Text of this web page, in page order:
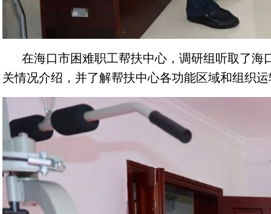
在海口市困难职工帮扶中心，调研组听取了
关情况介绍，并了解帮扶中心各功能区域和组织